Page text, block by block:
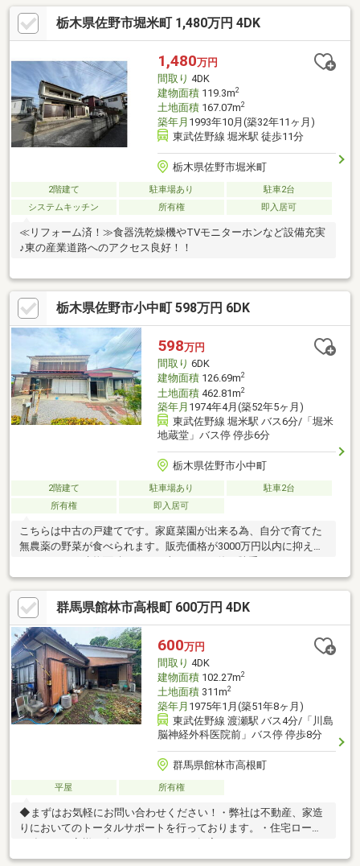
栃木県佐野市堀米町 1,480万円 4DK
1,480万円
間取り 4DK
建物面積119.3m2
土地面積167.07m2
築年月 1993年10月(築32年11ヶ月)
東武佐野線 堀米駅 徒歩11分
栃木県佐野市堀米町
2階建て 駐車場あり
駐車2台
システムキッチン
所有権 即入居可
≪リフォーム済！≫食器洗乾燥機やTVモニターホンなど設備充実
♪東の産業道路へのアクセス良好！！
栃木県佐野市小中町 598万円 6DK
598万円
間取り 6DK
建物面積126.69m2
土地面積462.81m2
築年月 1974年4月(築52年5ヶ月)
東武佐野線 堀米駅 バス6分/「堀米
地蔵堂」バス停 停歩6分
栃木県佐野市小中町
2階建て 駐車場あり
駐車2台
所有権
即入居可
こちらは中古の戸建てです。家庭菜園が出来る為、自分で育てた
無農薬の野菜が食べられます。販売価格が3000万円以内に抑えら
6DKでファミリーにちょうどよく、利便性にも優れています。キ
ッチンに窓があるのでとても便利で風通しがいいです。フローリ
ングは木のぬくもりが感じられるため住み心地も良好。
群馬県館林市高根町 600万円 4DK
600万円
間取り 4DK
建物面積102.27m2
土地面積311m2
築年月 1975年1月(築51年8ヶ月)
東武佐野線 渡瀬駅 バス4分/「川島
脳神経外科医院前」バス停 停歩8分
群馬県館林市高根町
平屋 所有権
◆まずはお気軽にお問い合わせください！・弊社は不動産、家造
りにおいてのトータルサポートを行っております。・住宅ローン
に強く、お客様一人ひとりにあったご提案をさせていただきま
す。・スタッフ一同、誠心誠意ご対応させていただきます！◆経